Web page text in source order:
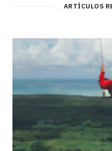
ARTÍCULOS